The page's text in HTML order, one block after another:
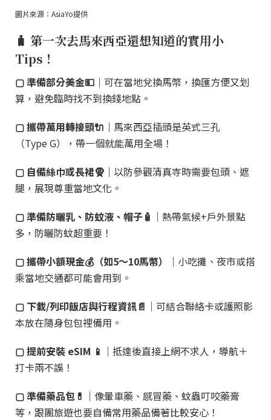
圖片來源：AsiaYo提供
🧳 第一次去馬來西亞還想知道的實用小
Tips！
▢ 準備部分美金💵｜ 可在當地兌換馬幣，換匯方便又划
算，避免臨時找不到換錢地點。
▢ 攜帶萬用轉接頭🔌｜ 馬來西亞插頭是英式三孔
（Type G），帶一個就能萬用全場！
▢ 自備絲巾或長裙🧕｜ 以防參觀清真寺時需要包頭、遮
腿，展現尊重當地文化。
▢ 準備防曬乳、防蚊液、帽子🧴｜ 熱帶氣候+戶外景點
多，防曬防蚊超重要！
▢ 攜帶小額現金💰（如5～10馬幣）｜ 小吃攤、夜市或搭
乘當地交通都可能會用到。
▢ 下載/列印飯店與行程資訊📄｜ 可結合聯絡卡或護照影
本放在隨身包包裡備用。
▢ 提前安裝 eSIM 📱｜ 抵達後直接上網不求人，導航＋
打卡兩不誤！
▢ 準備藥品包💊｜ 像暈車藥、感冒藥、蚊蟲叮咬藥膏
等，跟團旅遊也要自備常用藥品備著比較安心！